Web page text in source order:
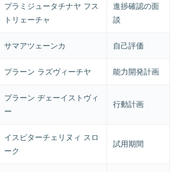
プラミジュータチナヤ フス
トリェーチャ
進捗確認の面
談
サマアツェーンカ 自己評価
プラーン ラズヴィーチヤ 能力開発計画
プラーン ヂェーイストヴィ
ー
行動計画
イスピターチェリヌィ スロ
ーク
試用期間